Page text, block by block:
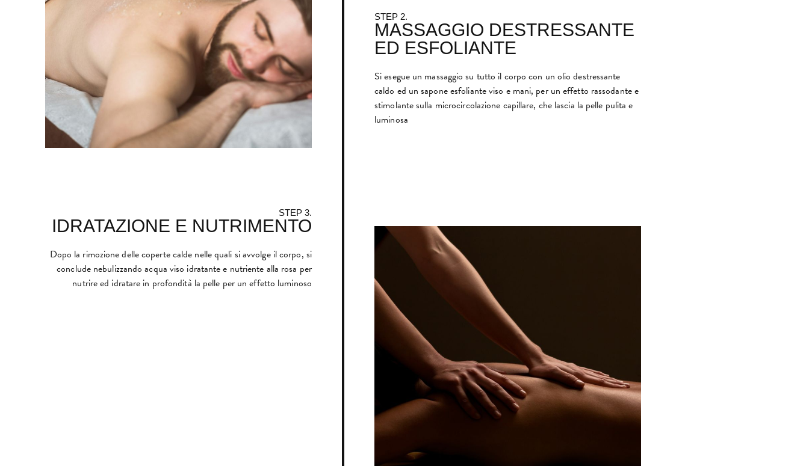
STEP 3.
IDRATAZIONE E NUTRIMENTO
Dopo la rimozione delle coperte calde nelle quali si avvolge il corpo, si
conclude nebulizzando acqua viso idratante e nutriente alla rosa per
nutrire ed idratare in profondità la pelle per un effetto luminoso
STEP 2.
MASSAGGIO DESTRESSANTE
ED ESFOLIANTE
Si esegue un massaggio su tutto il corpo con un olio destressante
caldo ed un sapone esfoliante viso e mani, per un effetto rassodante e
stimolante sulla microcircolazione capillare, che lascia la pelle pulita e
luminosa